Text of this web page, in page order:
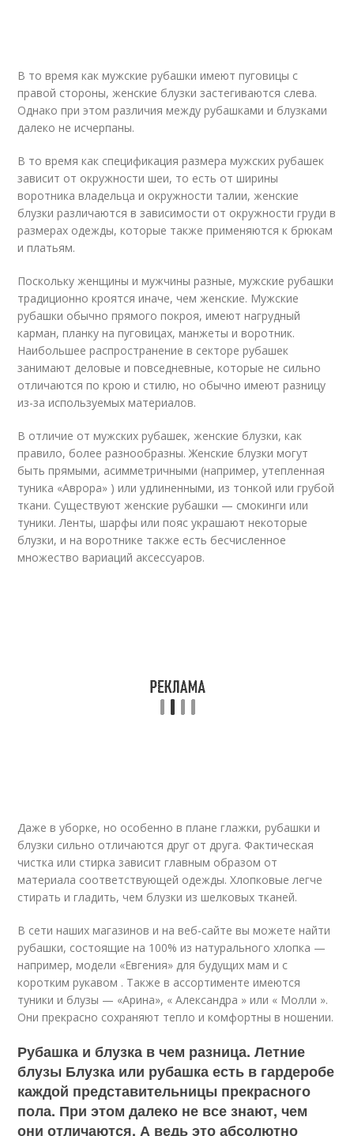
В то время как мужские рубашки имеют пуговицы с
правой стороны, женские блузки застегиваются слева.
Однако при этом различия между рубашками и блузками
далеко не исчерпаны.
В то время как спецификация размера мужских рубашек
зависит от окружности шеи, то есть от ширины
воротника владельца и окружности талии, женские
блузки различаются в зависимости от окружности груди в
размерах одежды, которые также применяются к брюкам
и платьям.
Поскольку женщины и мужчины разные, мужские рубашки
традиционно кроятся иначе, чем женские. Мужские
рубашки обычно прямого покроя, имеют нагрудный
карман, планку на пуговицах, манжеты и воротник.
Наибольшее распространение в секторе рубашек
занимают деловые и повседневные, которые не сильно
отличаются по крою и стилю, но обычно имеют разницу
из-за используемых материалов.
В отличие от мужских рубашек, женские блузки, как
правило, более разнообразны. Женские блузки могут
быть прямыми, асимметричными (например, утепленная
туника «Аврора» ) или удлиненными, из тонкой или грубой
ткани. Существуют женские рубашки — смокинги или
туники. Ленты, шарфы или пояс украшают некоторые
блузки, и на воротнике также есть бесчисленное
множество вариаций аксессуаров.
Даже в уборке, но особенно в плане глажки, рубашки и
блузки сильно отличаются друг от друга. Фактическая
чистка или стирка зависит главным образом от
материала соответствующей одежды. Хлопковые легче
стирать и гладить, чем блузки из шелковых тканей.
В сети наших магазинов и на веб-сайте вы можете найти
рубашки, состоящие на 100% из натурального хлопка —
например, модели «Евгения» для будущих мам и с
коротким рукавом . Также в ассортименте имеются
туники и блузы — «Арина», « Александра » или « Молли ».
Они прекрасно сохраняют тепло и комфортны в ношении.
Рубашка и блузка в чем разница. Летние
блузы Блузка или рубашка есть в гардеробе
каждой представительницы прекрасного
пола. При этом далеко не все знают, чем
они отличаются. А ведь это абсолютно